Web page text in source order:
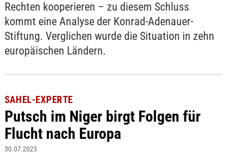
Rechten kooperieren – zu diesem Schluss
kommt eine Analyse der Konrad-Adenauer-
Stiftung. Verglichen wurde die Situation in zehn
europäischen Ländern.
SAHEL-EXPERTE
Putsch im Niger birgt Folgen für
Flucht nach Europa
30.07.2023